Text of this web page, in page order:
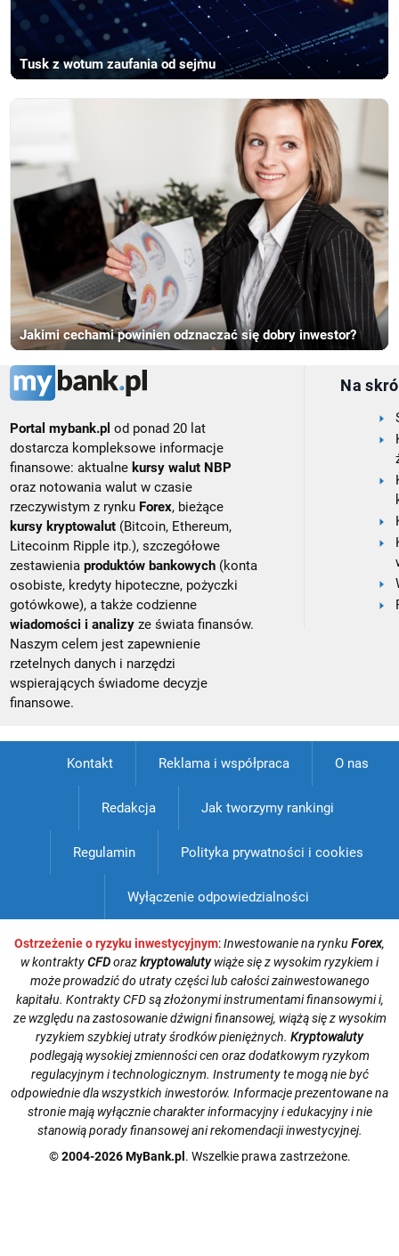
Tusk z wotum zaufania od sejmu
Jakimi cechami powinien odznaczać się dobry inwestor?
Portal mybank.pl od ponad 20 lat
dostarcza kompleksowe informacje
finansowe: aktualne kursy walut NBP
oraz notowania walut w czasie
rzeczywistym z rynku Forex, bieżące
kursy kryptowalut (Bitcoin, Ethereum,
Litecoinm Ripple itp.), szczegółowe
zestawieniaproduktów bankowych (konta
osobiste, kredyty hipoteczne, pożyczki
gotówkowe), a także codzienne
wiadomości i analizy ze świata finansów.
Naszym celem jest zapewnienie
rzetelnych danych i narzędzi
wspierających świadome decyzje
finansowe.
Na
Kontakt Reklama i współpraca O nas
Redakcja Jak tworzymy rankingi
Regulamin Polityka prywatności i cookies
Wyłączenie odpowiedzialności
Ostrzeżenie o ryzyku inwestycyjnym:Inwestowanie na rynkuForex,
w kontraktyCFDorazkryptowalutywiąże się z wysokim ryzykiem i
może prowadzić do utraty części lub całości zainwestowanego
kapitału. Kontrakty CFD są złożonymi instrumentami finansowymi i,
ze względu na zastosowanie dźwigni finansowej, wiążą się z wysokim
ryzykiem szybkiej utraty środków pieniężnych. Kryptowaluty
podlegają wysokiej zmienności cen oraz dodatkowym ryzykom
regulacyjnym i technologicznym. Instrumenty te mogą nie być
odpowiednie dla wszystkich inwestorów. Informacje prezentowane na
stronie mają wyłącznie charakter informacyjny i edukacyjny i nie
stanowią porady finansowej ani rekomendacji inwestycyjnej.
© 2004-2026 MyBank.pl . Wszelkie prawa zastrzeżone.